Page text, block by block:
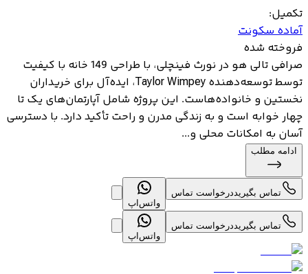
تکمیل:
آماده سکونت
فروخته شده
صرافی تالی هو در نورث فینچلی، با طراحی 149 خانه با کیفیت
توسط توسعه‌دهنده Taylor Wimpey، ایده‌آل برای خریداران
نخستین و خانواده‌هاست. این پروژه شامل آپارتمان‌های یک تا
چهار خوابه است و به زندگی مدرن و راحت تأکید دارد. با دسترسی
آسان به امکانات محلی و...
ادامه مطلب
تماس بگیرید درخواست تماس
واتس‌اپ
تماس بگیرید درخواست تماس
واتس‌اپ